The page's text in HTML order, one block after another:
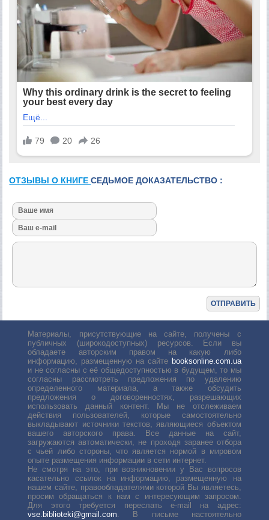
ОТЗЫВЫ О КНИГЕСЕДЬМОЕ ДОКАЗАТЕЛЬСТВО :
Материалы, присутствующие на сайте, получены с
публичных (широкодоступных) ресурсов. Если вы
обладаете авторским правом на какую либо
информацию, размещенную на сайте booksonline.com.ua
и не согласны с её общедоступностью в будущем, то мы
согласны рассмотреть предложения по удалению
определенного материала, а также обсудить
предложения о договоренностях, разрешающих
использовать данный контент. Мы не отслеживаем
действия пользователей, которые самостоятельно
выкладывают источники текстов, являющиеся объектом
вашего авторского права. Все данные на сайт,
загружаются автоматически, не проходя заранее отбора
с чьей либо стороны, что является нормой в мировом
опыте размещения информации в сети интернет.
Не смотря на это, при возникновении у Вас вопросов
касательно ссылок на информацию, размещенную на
нашем сайте, правообладателями которой Вы являетесь,
просим обращаться к нам с интересующим запросом.
Для этого требуется переслать е-mail на адрес:
vse.biblioteki@gmail.com. В письме настоятельно